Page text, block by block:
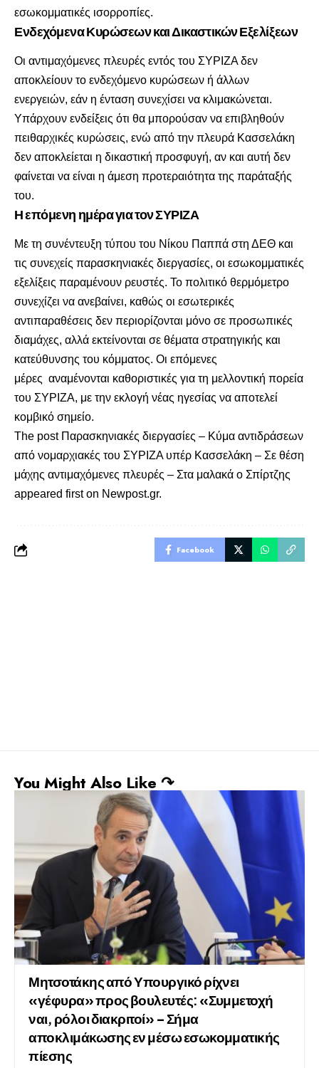
εσωκομματικές ισορροπίες.
Ενδεχόμενα Κυρώσεων και Δικαστικών Εξελίξεων
Οι αντιμαχόμενες πλευρές εντός του ΣΥΡΙΖΑ δεν
αποκλείουν το ενδεχόμενο κυρώσεων ή άλλων
ενεργειών, εάν η ένταση συνεχίσει να κλιμακώνεται.
Υπάρχουν ενδείξεις ότι θα μπορούσαν να επιβληθούν
πειθαρχικές κυρώσεις, ενώ από την πλευρά Κασσελάκη
δεν αποκλείεται η δικαστική προσφυγή, αν και αυτή δεν
φαίνεται να είναι η άμεση προτεραιότητα της παράταξής
του.
Η επόμενη ημέρα για τον ΣΥΡΙΖΑ
Με τη συνέντευξη τύπου του Νίκου Παππά στη ΔΕΘ και
τις συνεχείς παρασκηνιακές διεργασίες, οι εσωκομματικές
εξελίξεις παραμένουν ρευστές. Το πολιτικό θερμόμετρο
συνεχίζει να ανεβαίνει, καθώς οι εσωτερικές
αντιπαραθέσεις δεν περιορίζονται μόνο σε προσωπικές
διαμάχες, αλλά εκτείνονται σε θέματα στρατηγικής και
κατεύθυνσης του κόμματος. Οι επόμενες
μέρες αναμένονται καθοριστικές για τη μελλοντική πορεία
του ΣΥΡΙΖΑ, με την εκλογή νέας ηγεσίας να αποτελεί
κομβικό σημείο.
The post Παρασκηνιακές διεργασίες – Κύμα αντιδράσεων
από νομαρχιακές του ΣΥΡΙΖΑ υπέρ Κασσελάκη – Σε θέση
μάχης αντιμαχόμενες πλευρές – Στα μαλακά ο Σπίρτζης
appeared first on Newpost.gr.
Facebook
You Might Also Like ↷
Μητσοτάκης από Υπουργικό ρίχνει
«γέφυρα» προς βουλευτές: «Συμμετοχή
ναι, ρόλοι διακριτοί» – Σήμα
αποκλιμάκωσης εν μέσω εσωκομματικής
πίεσης